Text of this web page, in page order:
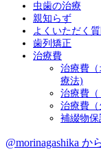
虫歯の治療
親知らず
よくいただく質
歯列矯正
治療費
治療費
療法)
治療費（
治療費（
補綴物
@morinagashika か